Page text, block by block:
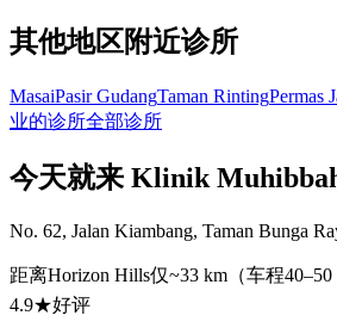
其他地区附近诊所
MasaiPasir GudangTaman RintingPermas
业的诊所全部诊所
今天就来 Klinik
No. 62, Jalan Kiambang, Taman Bunga
距离Horizon Hills仅~33 km（车程40–50
4.9★好评